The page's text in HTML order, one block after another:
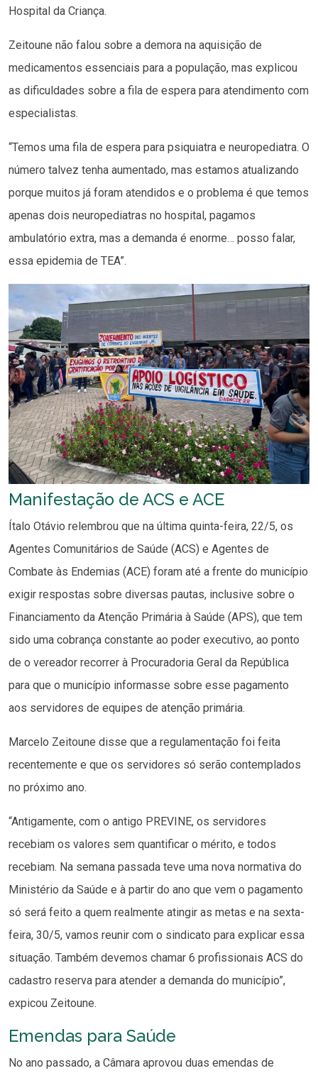
Hospital da Criança.
Zeitoune não falou sobre a demora na aquisição de
medicamentos essenciais para a população, mas explicou
as dificuldades sobre a fila de espera para atendimento com
especialistas.
“Temos uma fila de espera para psiquiatra e neuropediatra. O
número talvez tenha aumentado, mas estamos atualizando
porque muitos já foram atendidos e o problema é que temos
apenas dois neuropediatras no hospital, pagamos
ambulatório extra, mas a demanda é enorme… posso falar,
essa epidemia de TEA”.
Manifestação de ACS e ACE
Ítalo Otávio relembrou que na última quinta-feira, 22/5, os
Agentes Comunitários de Saúde (ACS) e Agentes de
Combate às Endemias (ACE) foram até a frente do município
exigir respostas sobre diversas pautas, inclusive sobre o
Financiamento da Atenção Primária à Saúde (APS), que tem
sido uma cobrança constante ao poder executivo, ao ponto
de o vereador recorrer à Procuradoria Geral da República
para que o município informasse sobre esse pagamento
aos servidores de equipes de atenção primária.
Marcelo Zeitoune disse que a regulamentação foi feita
recentemente e que os servidores só serão contemplados
no próximo ano.
“Antigamente, com o antigo PREVINE, os servidores
recebiam os valores sem quantificar o mérito, e todos
recebiam. Na semana passada teve uma nova normativa do
Ministério da Saúde e à partir do ano que vem o pagamento
só será feito a quem realmente atingir as metas e na sexta-
feira, 30/5, vamos reunir com o sindicato para explicar essa
situação. Também devemos chamar 6 profissionais ACS do
cadastro reserva para atender a demanda do município”,
expicou Zeitoune.
Emendas para Saúde
No ano passado, a Câmara aprovou duas emendas de